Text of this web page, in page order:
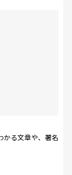
かる文章や、署名